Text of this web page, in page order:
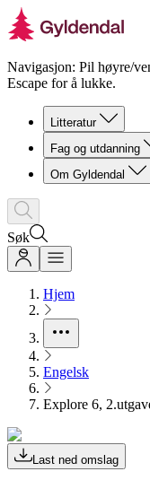
Navigasjon: Pil høyre/
Escape for å lukke.
Litteratur
Fag og utdanning
Om Gyldendal
Søk
Hjem
Engelsk
Explore 6,
Last ned omslag